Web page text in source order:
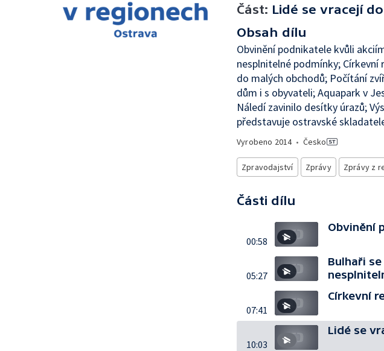
Část: Lidé se vracejí
Obsah dílu
Obvinění podnikatele kvůli
nesplnitelné podmínky;
do malých obchodů; Počítání
dům i s obyvateli; Aquapark v
Náledí zavinilo desítky úrazů;
představuje ostravské
Vyrobeno 2014• Česko
Zpravodajství Zprávy Zprávy z
Části dílu
00:58
Obvinění
05:27
Bulhaři
07:41
Církevní
10:03
Lidé se